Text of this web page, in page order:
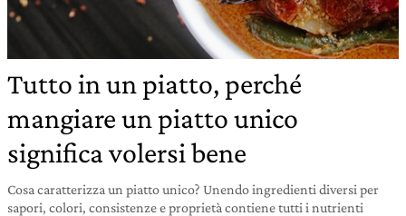
Tutto in un piatto, perché
mangiare un piatto unico
significa volersi bene
Cosa caratterizza un piatto unico? Unendo ingredienti diversi per
sapori, colori, consistenze e proprietà contiene tutti i nutrienti